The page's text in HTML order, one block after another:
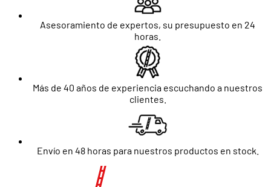
Asesoramiento de expertos, su presupuesto en 24
horas.
Más de 40 años de experiencia escuchando a nuestros
clientes.
Envío en 48 horas para nuestros productos en stock.